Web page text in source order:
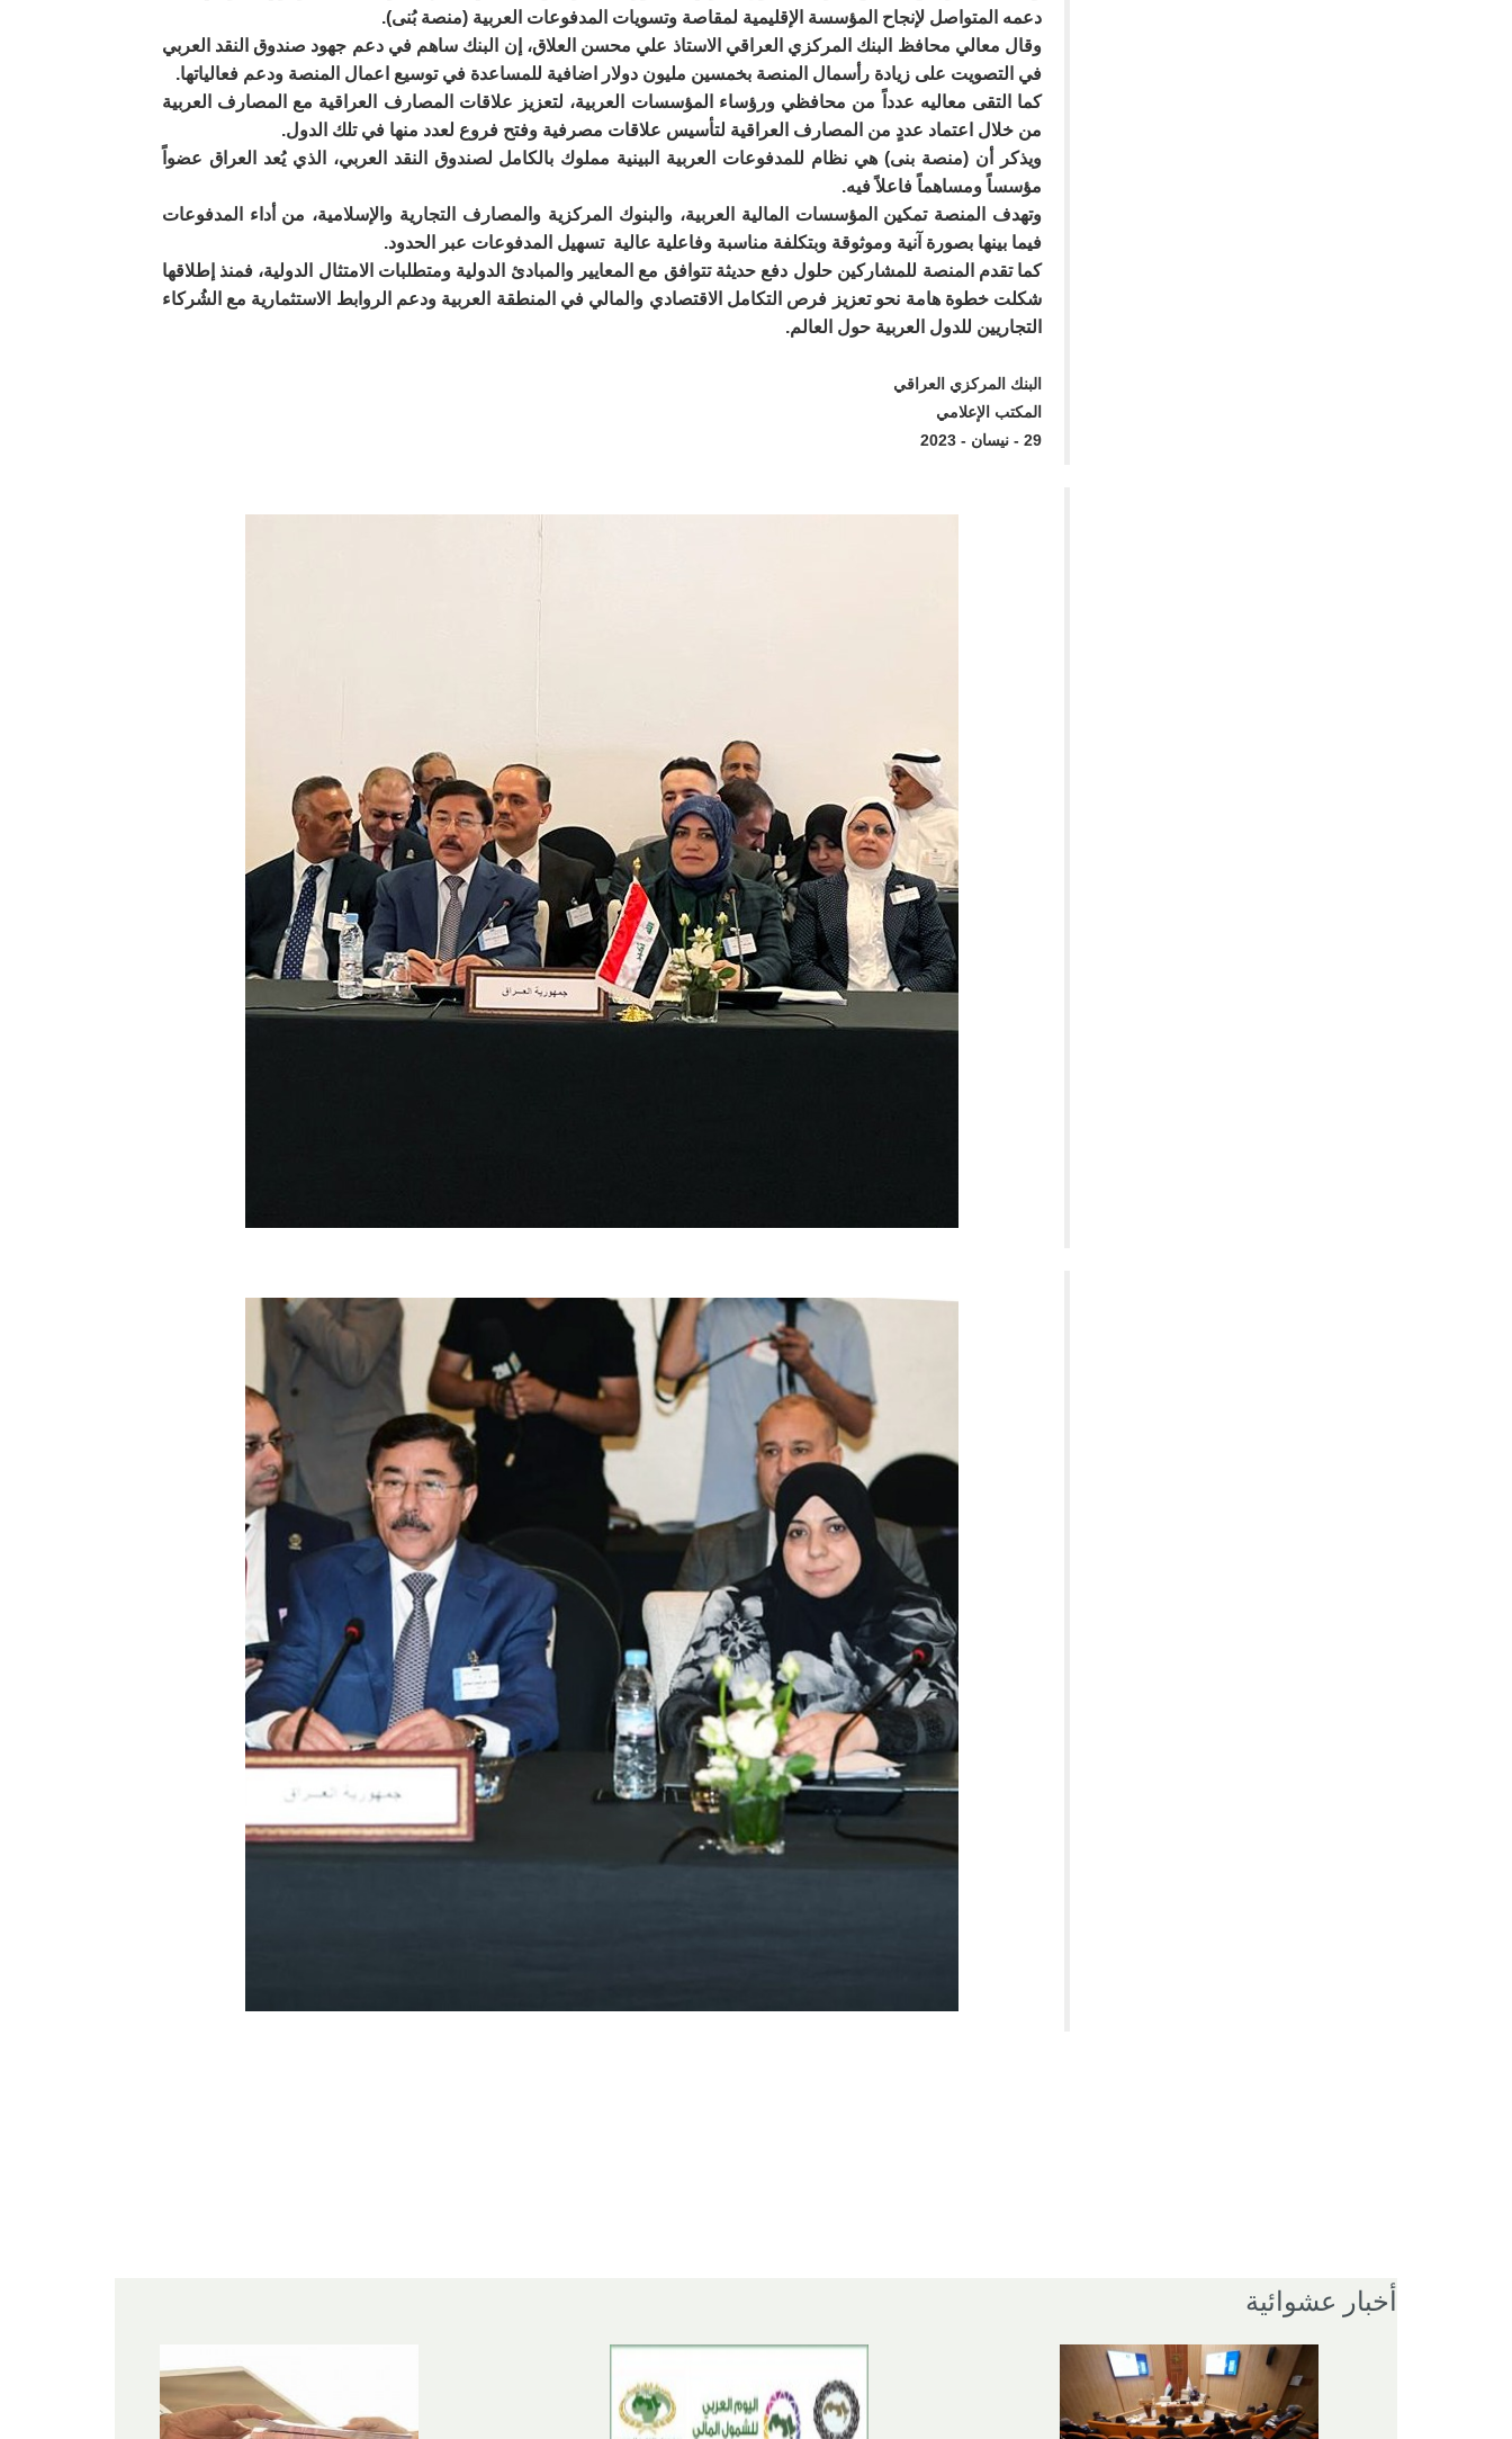
دعمه المتواصل لإنجاح المؤسسة الإقليمية لمقاصة وتسويات المدفوعات العربية (منصة بُنى).
وقال معالي محافظ البنك المركزي العراقي الاستاذ علي محسن العلاق، إن البنك ساهم في دعم جهود صندوق النقد العربي
في التصويت على زيادة رأسمال المنصة بخمسين مليون دولار اضافية للمساعدة في توسيع اعمال المنصة ودعم فعالياتها.
كما التقى معاليه عدداً من محافظي ورؤساء المؤسسات العربية، لتعزيز علاقات المصارف العراقية مع المصارف العربية
من خلال اعتماد عددٍ من المصارف العراقية لتأسيس علاقات مصرفية وفتح فروع لعدد منها في تلك الدول.
ويذكر أن (منصة بنى) هي نظام للمدفوعات العربية البينية مملوك بالكامل لصندوق النقد العربي، الذي يُعد العراق عضواً
مؤسساً ومساهماً فاعلاً فيه.
وتهدف المنصة تمكين المؤسسات المالية العربية، والبنوك المركزية والمصارف التجارية والإسلامية، من أداء المدفوعات
فيما بينها بصورة آنية وموثوقة وبتكلفة مناسبة وفاعلية عالية تسهيل المدفوعات عبر الحدود.
كما تقدم المنصة للمشاركين حلول دفع حديثة تتوافق مع المعايير والمبادئ الدولية ومتطلبات الامتثال الدولية، فمنذ إطلاقها
شكلت خطوة هامة نحو تعزيز فرص التكامل الاقتصادي والمالي في المنطقة العربية ودعم الروابط الاستثمارية مع الشُركاء
التجاريين للدول العربية حول العالم.
البنك المركزي العراقي
المكتب الإعلامي
29 - نيسان - 2023
أخبار عشوائية